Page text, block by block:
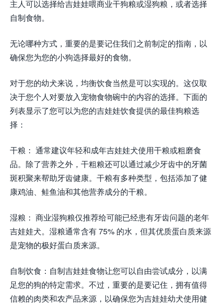
主人可以选择给吉娃娃喂商业干狗粮或湿狗粮，或者选择
自制食物。
无论哪种方式，重要的是要记住我们之前制定的指南，以
确保您为您的小狗选择最好的食物。
对于您的幼犬来说，均衡饮食当然是可以实现的。这仅取
决于您个人对要放入宠物食物碗中的内容的选择。下面的
列表显示了您可以为您的吉娃娃饮食提供的最佳狗粮选
择：
干粮： 通常建议年轻和成年吉娃娃犬使用干粮或粗磨食
品。除了营养之外，干粗粮还可以通过减少牙齿中的牙菌
斑积聚来帮助牙齿健康。干粮有多种类型，包括添加了健
康鸡油、鲑鱼油和其他营养成分的干粮。
湿粮： 商业湿狗粮仅推荐给可能已经患有牙齿问题的老年
吉娃娃犬。湿粮通常含有 75% 的水，但其优质蛋白质来源
是宠物的极好蛋白质来源。
自制饮食：自制吉娃娃食物让您可以自由尝试成分，以满
足您的狗的特定需求。不过，重要的是要记住，拥有值得
信赖的肉类和农产品来源，以确保您为吉娃娃幼犬使用健